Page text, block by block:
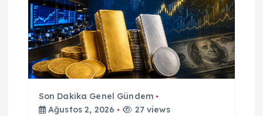
Son Dakika Genel Gündem
Ağustos 2, 2026
27 views